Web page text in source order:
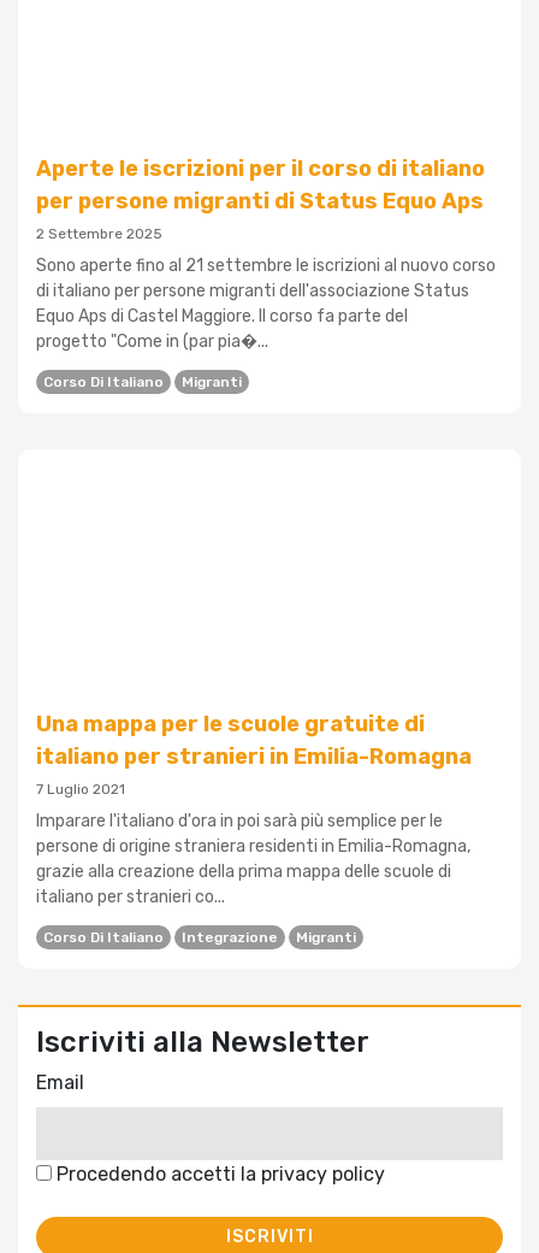
Aperte le iscrizioni per il corso di italiano
per persone migranti di Status Equo Aps
2 Settembre 2025
Sono aperte fino al 21 settembre le iscrizioni al nuovo corso
di italiano per persone migranti dell'associazione Status
Equo Aps di Castel Maggiore. Il corso fa parte del
progetto "Come in (par pia�...
Corso Di Italiano Migranti
Una mappa per le scuole gratuite di
italiano per stranieri in Emilia-Romagna
7 Luglio 2021
Imparare l'italiano d'ora in poi sarà più semplice per le
persone di origine straniera residenti in Emilia-Romagna,
grazie alla creazione della prima mappa delle scuole di
italiano per stranieri co...
Corso Di Italiano Integrazione Migranti
Iscriviti alla Newsletter
Email
Procedendo accetti la privacy policy